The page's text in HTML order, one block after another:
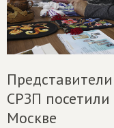
СРЗП посетили
Москве